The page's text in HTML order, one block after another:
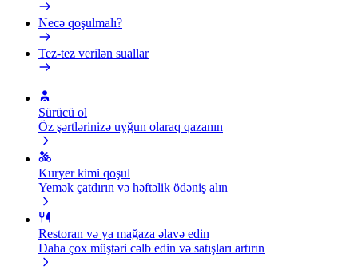
Necə qoşulmalı?
Tez-tez verilən suallar
Sürücü ol
Öz şərtlərinizə uyğun olaraq qazanın
Kuryer kimi qoşul
Yemək çatdırın və həftəlik ödəniş alın
Restoran və ya mağaza əlavə edin
Daha çox müştəri cəlb edin və satışları artırın